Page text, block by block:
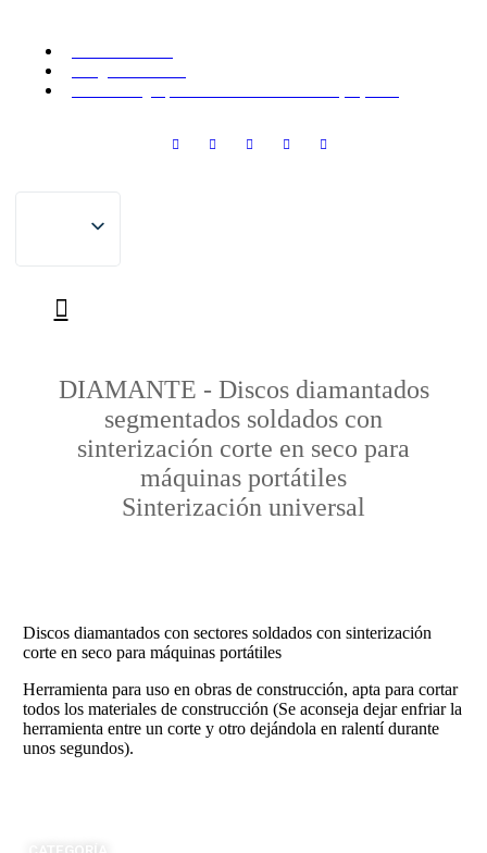
contenido
DIAMANTE - Discos diamantados
segmentados soldados con
sinterización corte en seco para
máquinas portátiles
Sinterización universal
Discos diamantados con sectores soldados con sinterización
corte en seco para máquinas portátiles
Herramienta para uso en obras de construcción, apta para cortar
todos los materiales de construcción (Se aconseja dejar enfriar la
herramienta entre un corte y otro dejándola en ralentí durante
unos segundos).